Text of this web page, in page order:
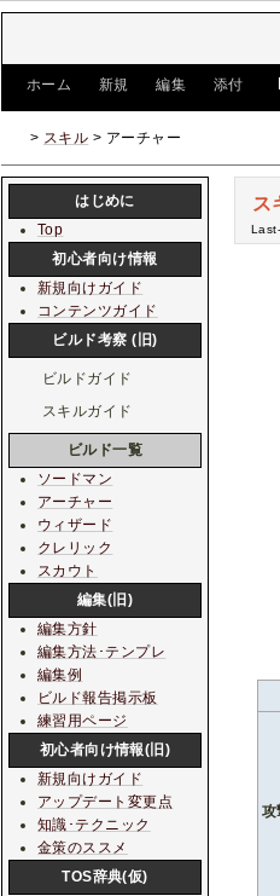
ホーム 新規 編集 添付
> スキル > アーチャー
ス
攻
はじめに
Top
初心者向け情報
新規向けガイド
コンテンツガイド
ビルド考察 (旧)
ビルドガイド
スキルガイド
ビルド一覧
ソードマン
アーチャー
ウィザード
クレリック
スカウト
編集(旧)
編集方針
編集方法･テンプレ
編集例
ビルド報告掲示板
練習用ページ
初心者向け情報(旧)
新規向けガイド
アップデート変更点
知識･テクニック
金策のススメ
TOS辞典(仮)